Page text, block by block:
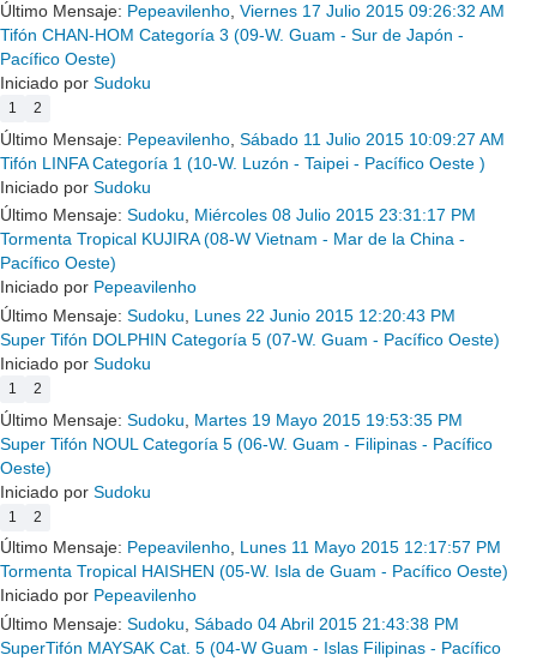
Último Mensaje: Pepeavilenho Viernes 17 Julio 2015 09:26:32 AM
Tifón CHAN-HOM Categoría 3 (09-W. Guam - Sur de Japón -
Pacífico Oeste)
Iniciado por Sudoku
1 2
Último Mensaje: Pepeavilenho Sábado 11 Julio 2015 10:09:27 AM
Tifón LINFA Categoría 1 (10-W. Luzón - Taipei - Pacífico Oeste )
Iniciado por Sudoku
Último Mensaje: Sudoku, Miércoles 08 Julio 2015 23:31:17 PM
Tormenta Tropical KUJIRA (08-W Vietnam - Mar de la China -
Pacífico Oeste)
Iniciado por Pepeavilenho
Último Mensaje: Sudoku
Lunes 22 Junio 2015 12:20:43 PM
Super Tifón DOLPHIN Categoría 5 (07-W. Guam - Pacífico Oeste)
Iniciado por Sudoku
1 2
Último Mensaje: Sudoku
Martes 19 Mayo 2015 19:53:35 PM
Super Tifón NOUL Categoría 5 (06-W. Guam - Filipinas - Pacífico
Oeste)
Iniciado por Sudoku
1 2
Último Mensaje: Pepeavilenho Lunes 11 Mayo 2015 12:17:57 PM
Tormenta Tropical HAISHEN (05-W. Isla de Guam - Pacífico Oeste)
Iniciado por Pepeavilenho
Último Mensaje: Sudoku Sábado 04 Abril 2015 21:43:38 PM
SuperTifón MAYSAK Cat. 5 (04-W Guam - Islas Filipinas - Pacífico